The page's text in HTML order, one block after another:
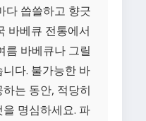
다 씁쓸하고 향긋
바베큐 전통에서
름 바베큐나 그릴
다. 불가능한 바
는 동안, 적당히
명심하세요. 파